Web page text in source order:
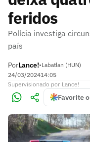
feridos
Polícia investiga
país
PorLance!•Labatlan (HUN)
24/03/202414:05
Supervisionado por Lance!
Favorite